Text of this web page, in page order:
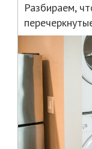
Разбираем,